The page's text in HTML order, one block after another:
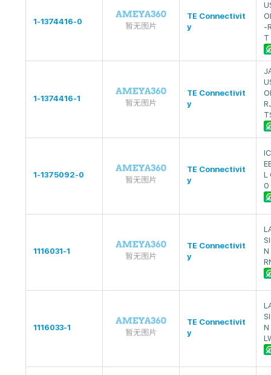
1-1374416-0
TE Connectivit
y
-
T
1-1374416-1
TE Connectivit
y
1-1375092-0
TE Connectivit
y
L
0
1116031-1
TE Connectivit
y
N
1116033-1
TE Connectivit
y
N